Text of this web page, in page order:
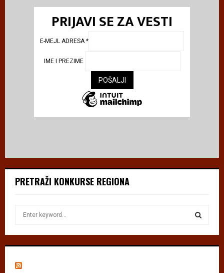
PRIJAVI SE ZA VESTI
E-MEJL ADRESA*
IME I PREZIME
PRETRAŽI KONKURSE REGIONA
h
S